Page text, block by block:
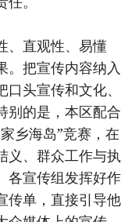
、直观性、易懂
。把宣传内容纳入
头宣传和文化、
别的是，本区配合
乡海岛”竞赛，在
义、群众工作与执
各宣传组发挥好作
传单，直接引导他